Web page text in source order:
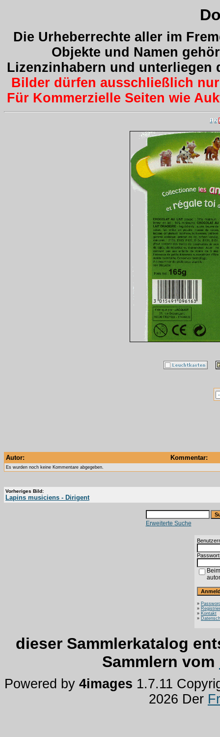
Die Urheberrechte aller im
Objekte und Namen
Lizenzinhabern und unterliegen
Bilder dürfen ausschließlich
Für Kommerzielle Seiten wie
1 2
Autor: Kommentar:
Es wurden noch keine Kommentare abgegeben.
Vorheriges Bild:
Lapins musiciens - Dirigent
Erweiterte Suche
»
»
» Kontakt
»
dieser Sammlerkatalog
Sammlern vom
Powered by 4images 1.7.11
2026 Der